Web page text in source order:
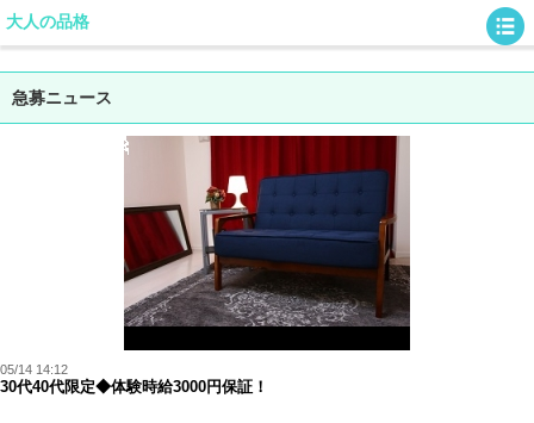
大人の品格
急募ニュース
05/14 14:12
30代40代限定◆体験時給3000円保証！